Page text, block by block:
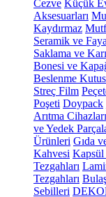
Cezve Küçük
Aksesuarları
Kaydırmaz
Seramik ve
Saklama ve
Bonesi ve
Beslenme
Streç Film
Poşeti Doypack
Arıtma Cihazları
ve Yedek
Ürünleri Gıda
Kahvesi
Tezgahları
Tezgahları
Sebilleri